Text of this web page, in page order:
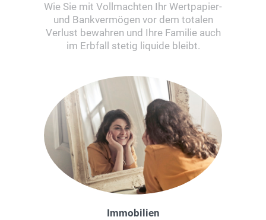
Wie Sie mit Vollmachten Ihr Wertpapier-
und Bankvermögen vor dem totalen
Verlust bewahren und Ihre Familie auch
im Erbfall stetig liquide bleibt.
Immobilien